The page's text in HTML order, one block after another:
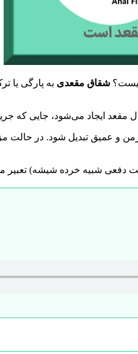
چیست؟ شقاق مقعدی به پارگی یا
مقعد ایجاد می‌شود، جایی که
عمیق تبدیل شود. در حالت
دفعی شبیه خرده شیشه) تعبیر